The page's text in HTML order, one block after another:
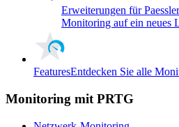
Erweiterungen für
Monitoring auf ein neues
FeaturesEntdecken Sie alle
Monitoring mit PRTG